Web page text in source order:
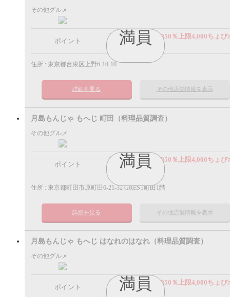
満員
その他グルメ
ポイント
謝礼： 飲食代金の50％上限4,000ちょび
イント
住所 : 東京都台東区上野6-10-10
詳細を見る その他店舗情報を表示
満員
月島もんじゃ もへじ 町田（料理品質調査）
その他グルメ
ポイント
謝礼： 飲食代金の50％上限4,000ちょび
イント
住所 : 東京都町田市原町田6-21-32 GREST町田1階
詳細を見る その他店舗情報を表示
満員
月島もんじゃ もへじ はなれのはなれ（料理品質調査）
その他グルメ
ポイント
謝礼： 飲食代金の50％上限4,000ちょび
イント